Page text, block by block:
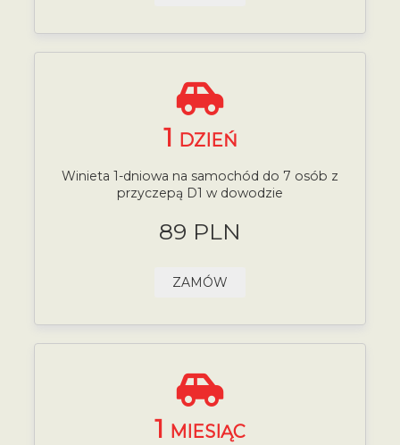
1 DZIEŃ
Winieta 1-dniowa na samochód do 7 osób z
przyczepą D1 w dowodzie
89 PLN
ZAMÓW
1 MIESIĄC